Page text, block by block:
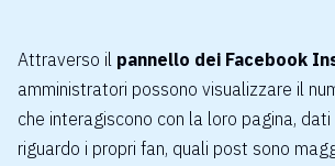
Attraverso il pannello dei Facebook
amministratori possono visualizzare il
che interagiscono con la loro pagina,
riguardo i propri fan, quali post sono